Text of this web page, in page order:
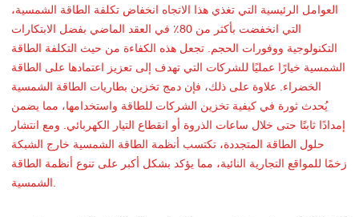
العوامل الرئيسية التي تغذي هذا الاتجاه انخفاض تكلفة الطاقة الشمسية،
التي انخفضت بأكثر من 80٪ في العقد الماضي بفضل الابتكارات
التكنولوجية ووفورات الحجم. تجعل هذه الكفاءة من حيث التكلفة الطاقة
الشمسية خيارًا عمليًا للشركات التي تهدف إلى تعزيز اعتمادها على الطاقة
الخضراء. علاوة على ذلك، فإن دمج تخزين بطاريات الطاقة الشمسية
يُحدث ثورة في كيفية تخزين الشركات للطاقة واستخدامها، مما يضمن
إمدادًا ثابتًا حتى خلال ساعات الذروة أو انقطاع التيار الكهربائي. ومع انتشار
حلول الطاقة المتجددة، تكتسب أنظمة الطاقة الشمسية خارج الشبكة
زخمًا للمواقع التجارية النائية، مما يؤكد بشكل أكبر على تنوع أنظمة الطاقة
الشمسية.